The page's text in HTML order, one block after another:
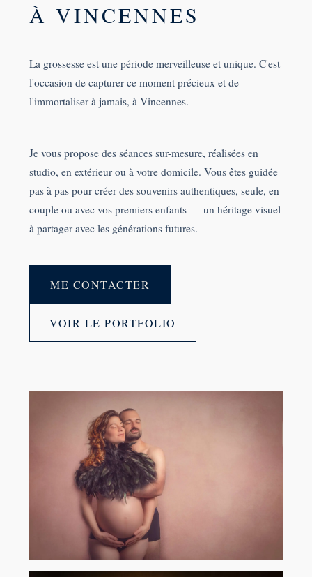
À VINCENNES
La grossesse est une période merveilleuse et unique. C'est
l'occasion de capturer ce moment précieux et de
l'immortaliser à jamais, à Vincennes.
Je vous propose des séances sur-mesure, réalisées en
studio, en extérieur ou à votre domicile. Vous êtes guidée
pas à pas pour créer des souvenirs authentiques, seule, en
couple ou avec vos premiers enfants — un héritage visuel
à partager avec les générations futures.
ME CONTACTER
VOIR LE PORTFOLIO